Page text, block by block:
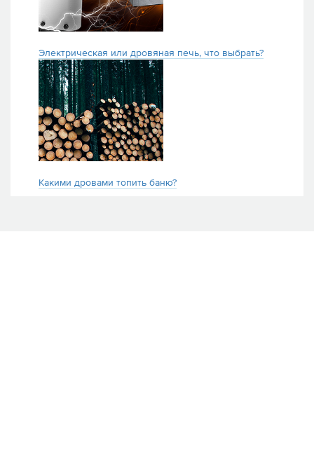
Электрическая или дровяная печь, что выбрать?
Какими дровами топить баню?